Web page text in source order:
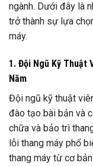
ngành. Dưới đây là
trở thành sự lựa
máy.
1. Đội Ngũ Kỹ Thuật
Năm
Đội ngũ kỹ thuật
đào tạo bài bản và
chữa và bảo trì
lỗi thang máy phổ
thang máy từ cơ